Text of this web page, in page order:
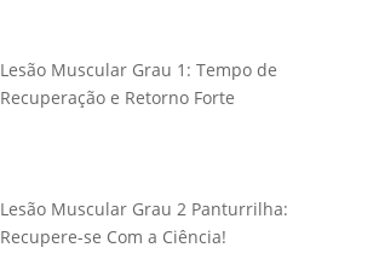
Lesão Muscular Grau 1: Tempo de
Recuperação e Retorno Forte
Lesão Muscular Grau 2 Panturrilha:
Recupere-se Com a Ciência!